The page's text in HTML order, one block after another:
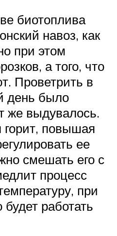
биотоплива
навоз, как
при этом
а того, что
Проветрить в
день было
же выдувалось.
повышая
ее
смешать его с
процесс
при
работать